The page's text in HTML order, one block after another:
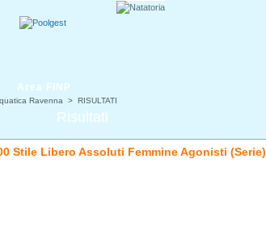
Ravenna > RISULTATI
Area FINP
Risultati
Stile Libero Assoluti Femmine Agonisti (Serie)